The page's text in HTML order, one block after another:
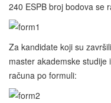
240 ESPB broj bodova se
Za kandidate koji su
master akademske studije
računa po formuli: